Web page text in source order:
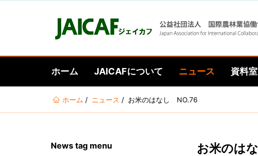
ホーム JAICAFについて ニュース 資料室
ホーム ニュース お米のはなし NO.76
News tag menu お米のは